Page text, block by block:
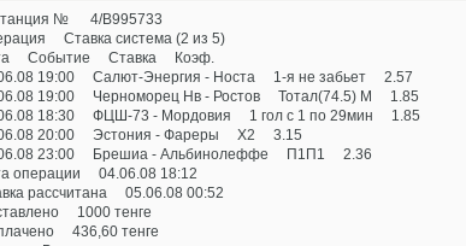
№ 4/B995733
Ставка система (2 из 5)
Событие Ставка Коэф.
19:00 Салют-Энергия - Носта 1-я не забьет 2.57
19:00 Черноморец Нв - Ростов Тотал(74.5) М 1.85
18:30 ФЦШ-73 - Мордовия 1 гол с 1 по 29мин 1.85
20:00 Эстония - Фареры Х2 3.15
23:00 Брешиа - Альбинолеффе П1П1 2.36
операции 04.06.08 18:12
рассчитана 05.06.08 00:52
1000 тенге
436,60 тенге